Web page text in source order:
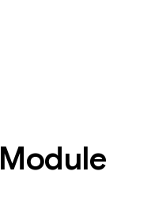
Module